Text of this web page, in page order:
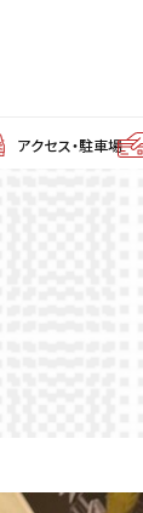
アクセス・駐車場